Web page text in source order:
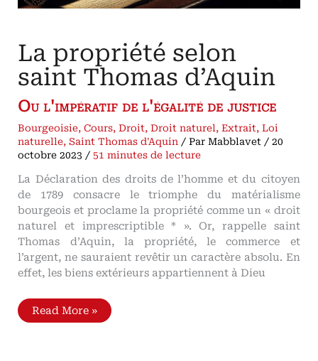
La propriété selon
saint Thomas d’Aquin
Ou l'impératif de l'égalité de justice
Bourgeoisie,Cours,Droit,Droit naturel,Extrait,Loi
naturelle,Saint Thomas d'Aquin / ParMabblavet /20
octobre 2023 /51 minutes de lecture
La Déclaration des droits de l’homme et du citoyen
de 1789 consacre le triomphe du matérialisme
bourgeois et proclame la propriété comme un « droit
naturel et imprescriptible * ». Or, rappelle saint
Thomas d’Aquin, la propriété, le commerce et
l’argent, ne sauraient revêtir un caractère absolu. En
effet, les biens extérieurs appartiennent à Dieu
La
propriété
Read More »